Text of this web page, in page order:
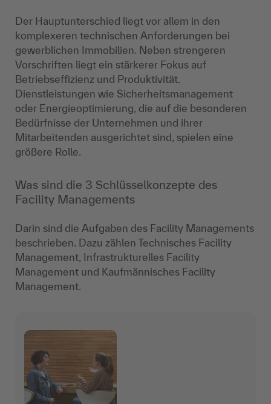
Der Hauptunterschied liegt vor allem in den
komplexeren technischen Anforderungen bei
gewerblichen Immobilien. Neben strengeren
Vorschriften liegt ein stärkerer Fokus auf
Betriebseffizienz und Produktivität.
Dienstleistungen wie Sicherheitsmanagement
oder Energieoptimierung, die auf die besonderen
Bedürfnisse der Unternehmen und ihrer
Mitarbeitenden ausgerichtet sind, spielen eine
größere Rolle.
Was sind die 3 Schlüsselkonzepte des
Facility Managements
Darin sind die Aufgaben des Facility Managements
beschrieben. Dazu zählen Technisches Facility
Management, Infrastrukturelles Facility
Management und Kaufmännisches Facility
Management.